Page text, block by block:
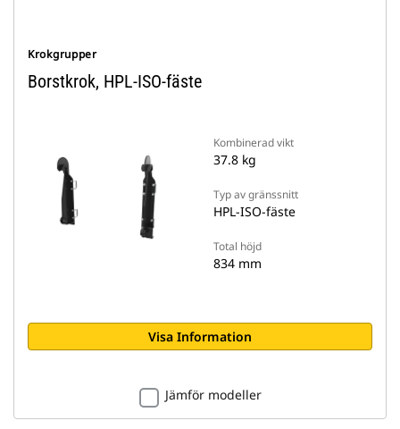
Krokgrupper
Borstkrok, HPL-ISO-fäste
Kombinerad vikt
37.8 kg
Typ av gränssnitt
HPL-ISO-fäste
Total höjd
834 mm
Visa Information
Jämför modeller